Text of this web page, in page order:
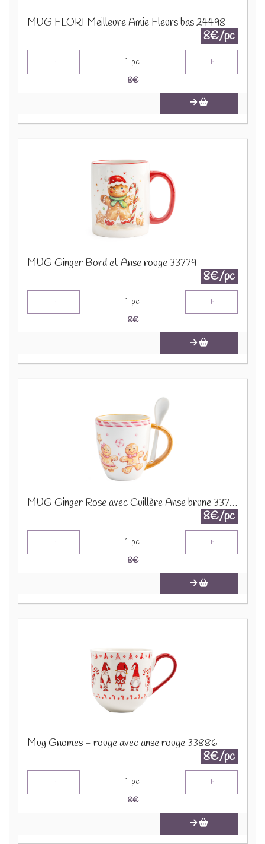
MUG FLORI Meilleure Amie Fleurs bas 24498
8€/pc
- 1 pc +
8€
MUG Ginger Bord et Anse rouge 33779
8€/pc
- 1 pc +
8€
MUG Ginger Rose avec Cuillère Anse brune 33783
8€/pc
- 1 pc +
8€
Mug Gnomes - rouge avec anse rouge 33886
8€/pc
- 1 pc +
8€